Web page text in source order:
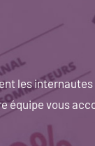
les internautes
équipe vous